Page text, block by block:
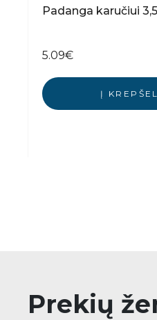
Padanga karučiui
5.09€
Į
Prekių